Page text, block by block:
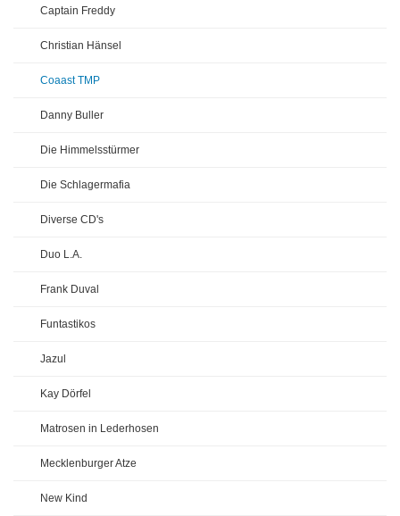
Captain Freddy
Christian Hänsel
Coaast TMP
Danny Buller
Die Himmelsstürmer
Die Schlagermafia
Diverse CD's
Duo L.A.
Frank Duval
Funtastikos
Jazul
Kay Dörfel
Matrosen in Lederhosen
Mecklenburger Atze
New Kind